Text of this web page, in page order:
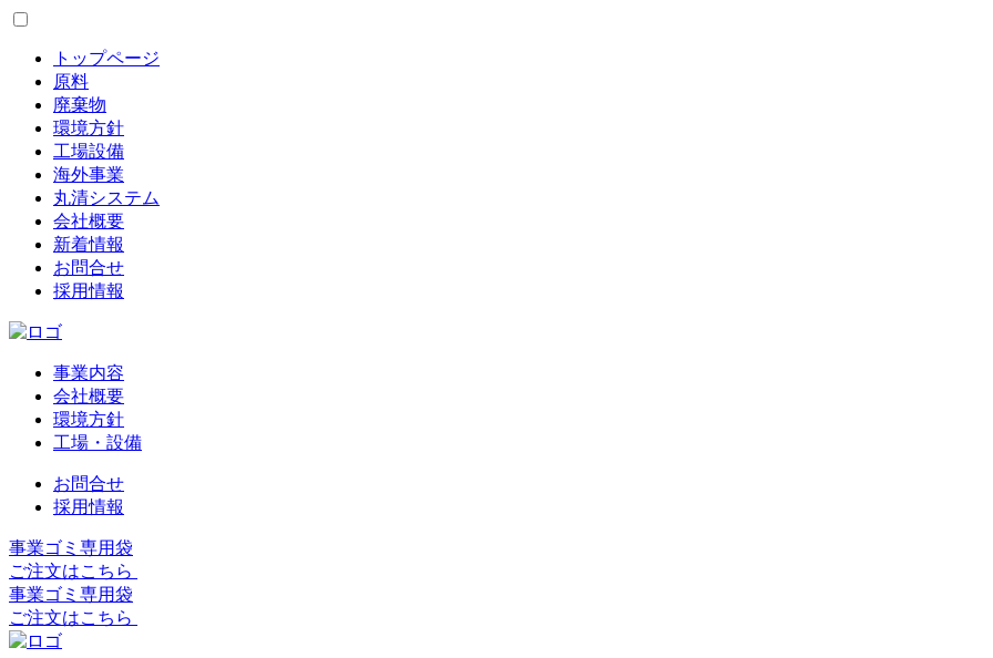
トップページ
原料
廃棄物
環境方針
工場設備
海外事業
丸清システム
会社概要
新着情報
お問合せ
採用情報
事業内容
会社概要
環境方針
工場・設備
お問合せ
採用情報
事業ゴミ専用袋
ご注文はこちら
事業ゴミ専用袋
ご注文はこちら